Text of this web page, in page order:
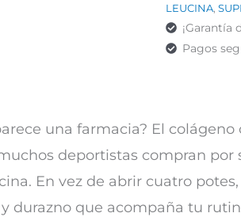
LEUCINA,
¡Garantía
Pagos
una farmacia? El
deportistas compran
En vez de abrir cuatro
durazno que acompaña tu